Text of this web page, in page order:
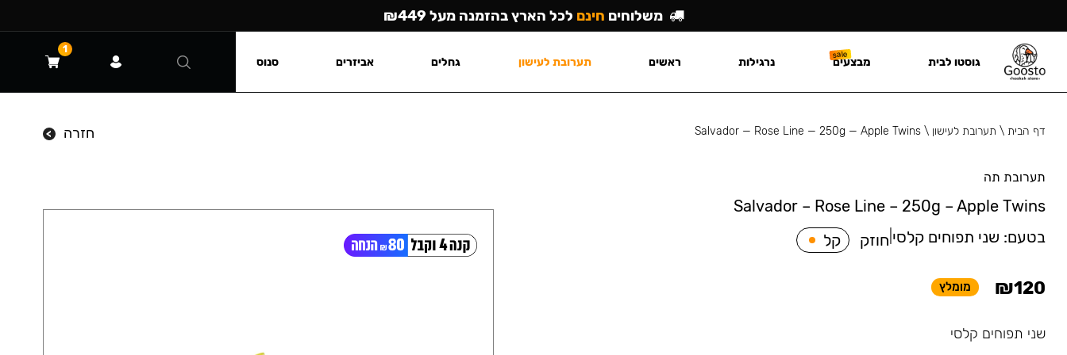
דף הבית\ תערובת לעישון \
Salvador — Rose Line — 250g — Apple Twins חזרה
תערובת תה
Salvador – Rose Line – 250g – Apple Twins
בטעם: שני תפוחים קלסי חוזק קל
₪120 מומלץ
שני תפוחים קלסי
משלוחים חינם לכל הארץ בהזמנה מעל ₪449
גוסטו לבית מבצעים נרגילות ראשים תערובת לעישון גחלים אביזרים סנוס
1